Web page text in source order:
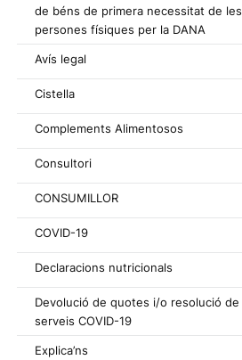
de béns de primera necessitat de les
persones físiques per la DANA
Avís legal
Cistella
Complements Alimentosos
Consultori
CONSUMILLOR
COVID-19
Declaracions nutricionals
Devolució de quotes i/o resolució de
serveis COVID-19
Explica’ns